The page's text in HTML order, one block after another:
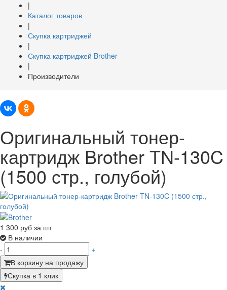
|
Каталог товаров
|
Скупка картриджей
|
Скупка картриджей Brother
|
Производители
Оригинальный тонер-
картридж Brother TN-130C
(1500 стр., голубой)
1 300 руб за шт
В наличии
-
+
В корзину на продажу
Скупка в 1 клик